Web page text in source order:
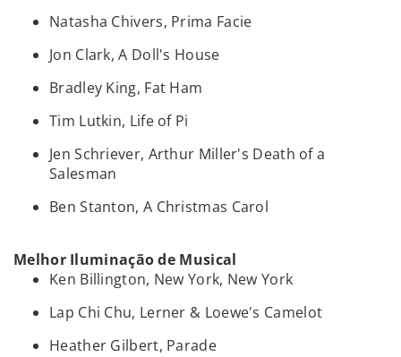
Natasha Chivers, Prima Facie
Jon Clark, A Doll's House
Bradley King, Fat Ham
Tim Lutkin, Life of Pi
Jen Schriever, Arthur Miller's Death of a
Salesman
Ben Stanton, A Christmas Carol
Melhor Iluminação de Musical
Ken Billington, New York, New York
Lap Chi Chu, Lerner & Loewe's Camelot
Heather Gilbert, Parade